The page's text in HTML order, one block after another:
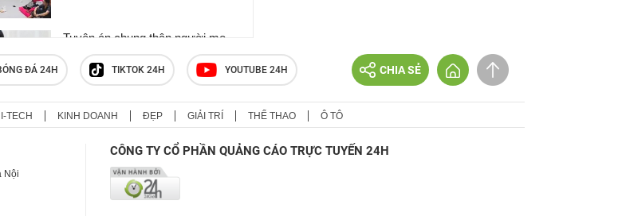
Tuyên án chung thân người mẹ
sát hại con ruột để trục lợi bảo
hiểm 4,1 tỷ đồng
Clip: Người phụ nữ đi chợ bất
ĐÁ 24H TIKTOK 24H YOUTUBE 24H CHIA SẺ
TECH KINH DOANH ĐẸP GIẢI TRÍ THỂ THAO Ô TÔ
Nội
CÔNG TY CỔ PHẦN QUẢNG CÁO TRỰC TUYẾN 24H